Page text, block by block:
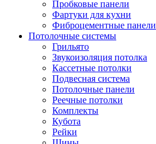
Пробковые панели
Фартуки для кухни
Фиброцементные панели
Потолочные системы
Грильято
Звукоизоляция потолка
Кассетные потолки
Подвесная система
Потолочные панели
Реечные потолки
Комплекты
Кубота
Рейки